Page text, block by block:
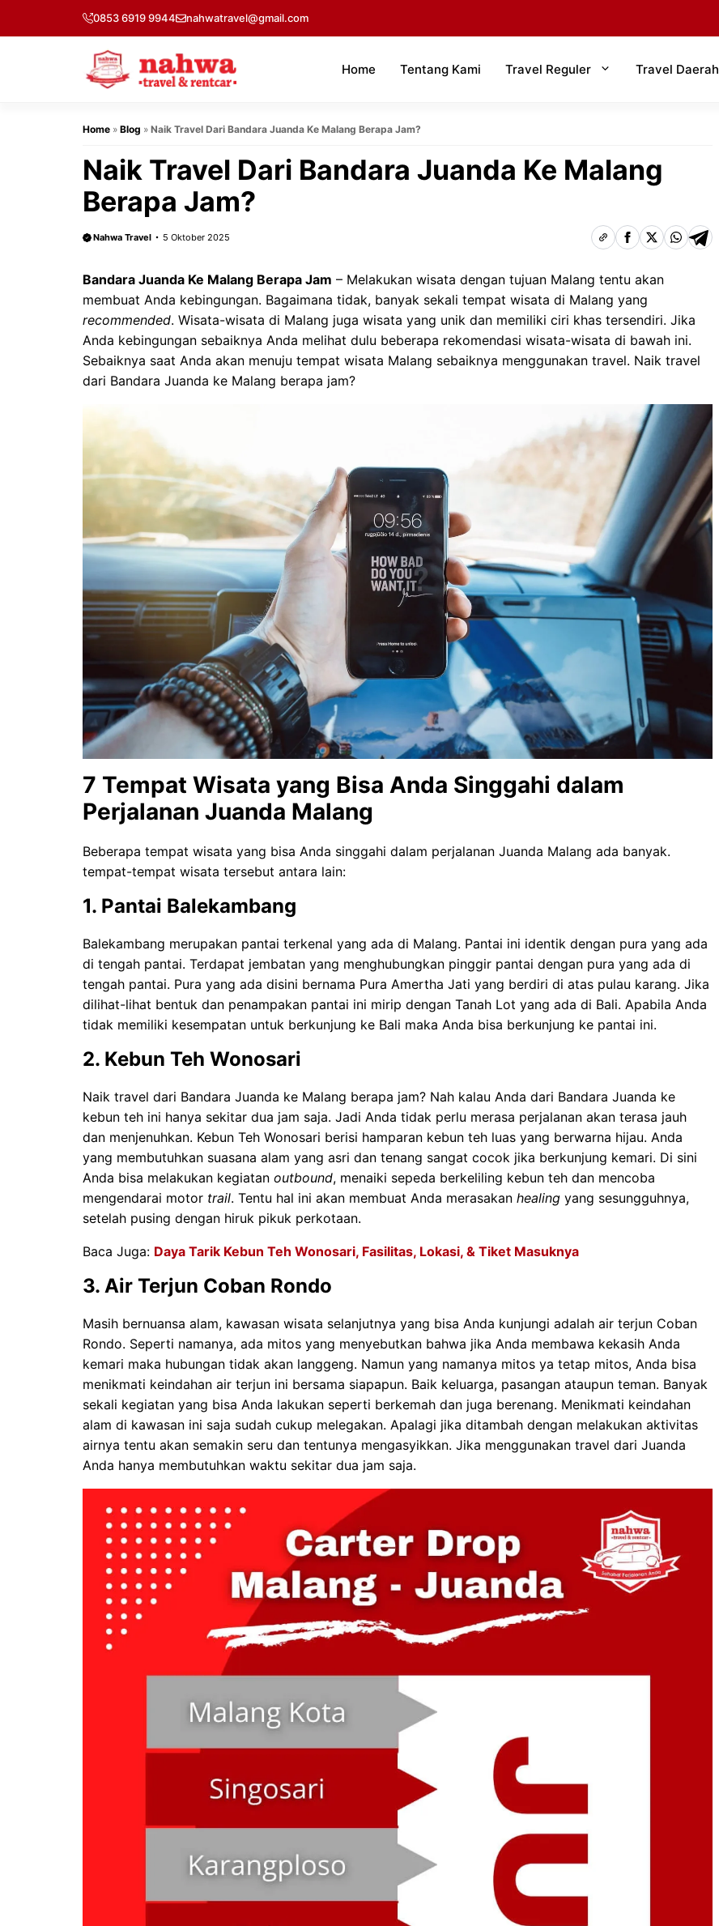
0853 6919 9944 nahwatravel@gmail.com
Home Tentang Kami Travel Reguler Travel Daerah
Home » Blog » Naik Travel Dari Bandara Juanda Ke Malang Berapa Jam?
Naik Travel Dari Bandara Juanda Ke Malang
Berapa Jam?
Nahwa Travel 5 Oktober 2025
Bandara Juanda Ke Malang Berapa Jam – Melakukan wisata dengan tujuan Malang tentu akan
membuat Anda kebingungan. Bagaimana tidak, banyak sekali tempat wisata di Malang yang
recommended. Wisata-wisata di Malang juga wisata yang unik dan memiliki ciri khas tersendiri. Jika
Anda kebingungan sebaiknya Anda melihat dulu beberapa rekomendasi wisata-wisata di bawah ini.
Sebaiknya saat Anda akan menuju tempat wisata Malang sebaiknya menggunakan travel. Naik travel
dari Bandara Juanda ke Malang berapa jam?
7 Tempat Wisata yang Bisa Anda Singgahi dalam
Perjalanan Juanda Malang
Beberapa tempat wisata yang bisa Anda singgahi dalam perjalanan Juanda Malang ada banyak.
tempat-tempat wisata tersebut antara lain:
1. Pantai Balekambang
Balekambang merupakan pantai terkenal yang ada di Malang. Pantai ini identik dengan pura yang ada
di tengah pantai. Terdapat jembatan yang menghubungkan pinggir pantai dengan pura yang ada di
tengah pantai. Pura yang ada disini bernama Pura Amertha Jati yang berdiri di atas pulau karang. Jika
dilihat-lihat bentuk dan penampakan pantai ini mirip dengan Tanah Lot yang ada di Bali. Apabila Anda
tidak memiliki kesempatan untuk berkunjung ke Bali maka Anda bisa berkunjung ke pantai ini.
2. Kebun Teh Wonosari
Naik travel dari Bandara Juanda ke Malang berapa jam? Nah kalau Anda dari Bandara Juanda ke
kebun teh ini hanya sekitar dua jam saja. Jadi Anda tidak perlu merasa perjalanan akan terasa jauh
dan menjenuhkan. Kebun Teh Wonosari berisi hamparan kebun teh luas yang berwarna hijau. Anda
yang membutuhkan suasana alam yang asri dan tenang sangat cocok jika berkunjung kemari. Di sini
Anda bisa melakukan kegiatan outbound, menaiki sepeda berkeliling kebun teh dan mencoba
mengendarai motor trail. Tentu hal ini akan membuat Anda merasakan healing yang sesungguhnya,
setelah pusing dengan hiruk pikuk perkotaan.
Baca Juga: Daya Tarik Kebun Teh Wonosari, Fasilitas, Lokasi, & Tiket Masuknya
3. Air Terjun Coban Rondo
Masih bernuansa alam, kawasan wisata selanjutnya yang bisa Anda kunjungi adalah air terjun Coban
Rondo. Seperti namanya, ada mitos yang menyebutkan bahwa jika Anda membawa kekasih Anda
kemari maka hubungan tidak akan langgeng. Namun yang namanya mitos ya tetap mitos, Anda bisa
menikmati keindahan air terjun ini bersama siapapun. Baik keluarga, pasangan ataupun teman. Banyak
sekali kegiatan yang bisa Anda lakukan seperti berkemah dan juga berenang. Menikmati keindahan
alam di kawasan ini saja sudah cukup melegakan. Apalagi jika ditambah dengan melakukan aktivitas
airnya tentu akan semakin seru dan tentunya mengasyikkan. Jika menggunakan travel dari Juanda
Anda hanya membutuhkan waktu sekitar dua jam saja.